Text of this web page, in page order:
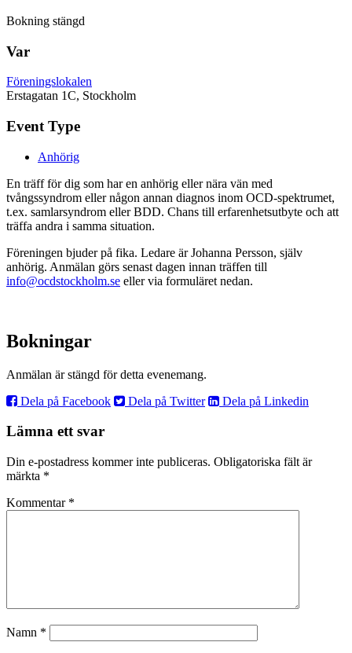
Bokning stängd
Var
Föreningslokalen
Erstagatan 1C, Stockholm
Event Type
Anhörig
En träff för dig som har en anhörig eller nära vän med
tvångssyndrom eller någon annan diagnos inom OCD-spektrumet,
t.ex. samlarsyndrom eller BDD. Chans till erfarenhetsutbyte och att
träffa andra i samma situation.
Föreningen bjuder på fika. Ledare är Johanna Persson, själv
anhörig. Anmälan görs senast dagen innan träffen till
info@ocdstockholm.se eller via formuläret nedan.
Bokningar
Anmälan är stängd för detta evenemang.
Dela på Facebook
Dela på Twitter Dela på Linkedin
Lämna ett svar
Din e-postadress kommer inte publiceras. Obligatoriska fält är
märkta *
Kommentar *
Namn *